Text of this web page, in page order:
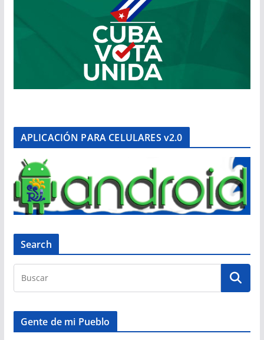
APLICACIÓN PARA CELULARES v2.0
Search
Gente de mi Pueblo